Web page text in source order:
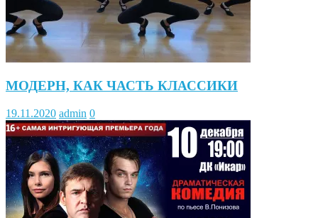
МОДЕРН, КАК ЧАСТЬ КЛАССИКИ
19.11.2020 admin 0